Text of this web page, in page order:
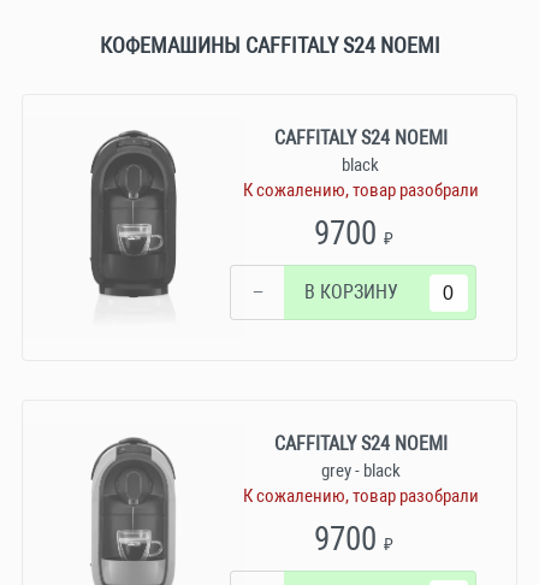
КОФЕМАШИНЫ CAFFITALY S24 NOEMI
CAFFITALY S24 NOEMI
black
К сожалению, товар разобрали
9700 ₽
− В КОРЗИНУ
CAFFITALY S24 NOEMI
grey - black
К сожалению, товар разобрали
9700 ₽